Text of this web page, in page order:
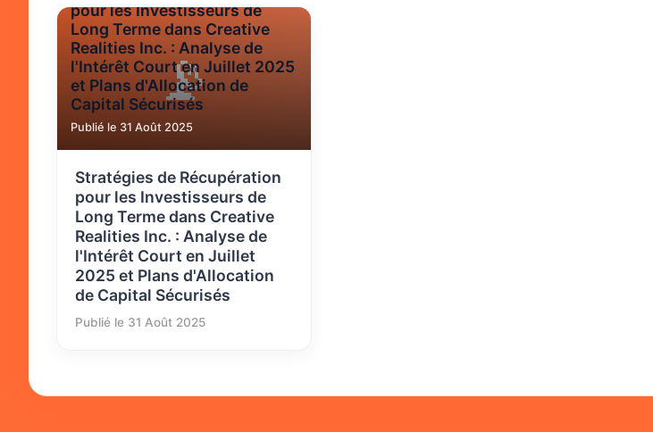
📡
pour les Investisseurs de
Long Terme dans Creative
Realities Inc. : Analyse de
l'Intérêt Court en Juillet 2025
et Plans d'Allocation de
Capital Sécurisés
Publié le 31 Août 2025
Stratégies de Récupération
pour les Investisseurs de
Long Terme dans Creative
Realities Inc. : Analyse de
l'Intérêt Court en Juillet
2025 et Plans d'Allocation
de Capital Sécurisés
Publié le 31 Août 2025